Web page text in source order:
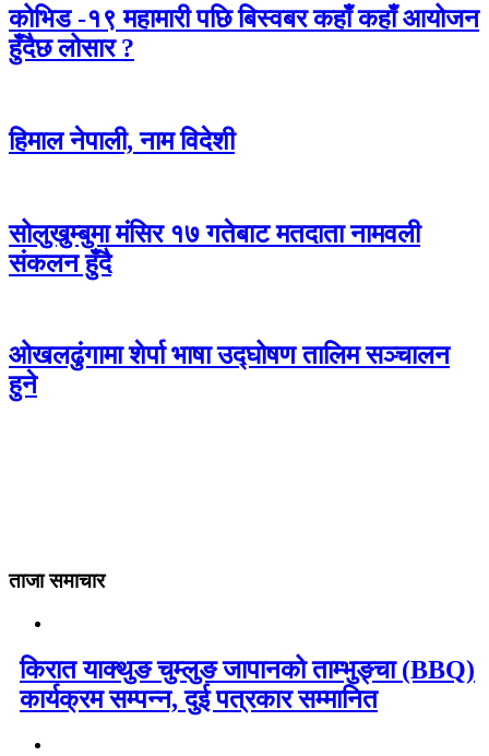
कोभिड -१९ महामारी पछि बिस्वबर कहाँ कहाँ आयोजन
हुँदैछ लोसार ?
हिमाल नेपाली, नाम विदेशी
सोलुखुम्बुमा मंसिर १७ गतेबाट मतदाता नामवली
संकलन हुँदै
ओखलढुंगामा शेर्पा भाषा उद्घोषण तालिम सञ्चालन
हुने
ताजा समाचार
किरात याक्थुङ चुम्लुङ जापानको ताम्भुङ्चा (BBQ)
कार्यक्रम सम्पन्न, दुई पत्रकार सम्मानित